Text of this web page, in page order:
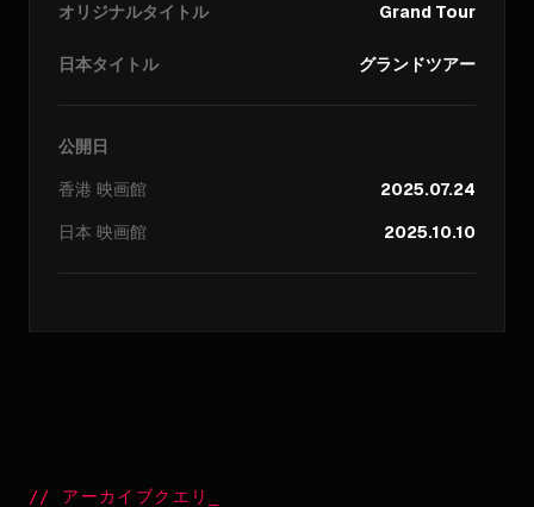
オリジナルタイトル Grand Tour
日本タイトル グランドツアー
公開日
香港 映画館
2025.07.24
日本 映画館 2025.10.10
// アーカイブクエリ